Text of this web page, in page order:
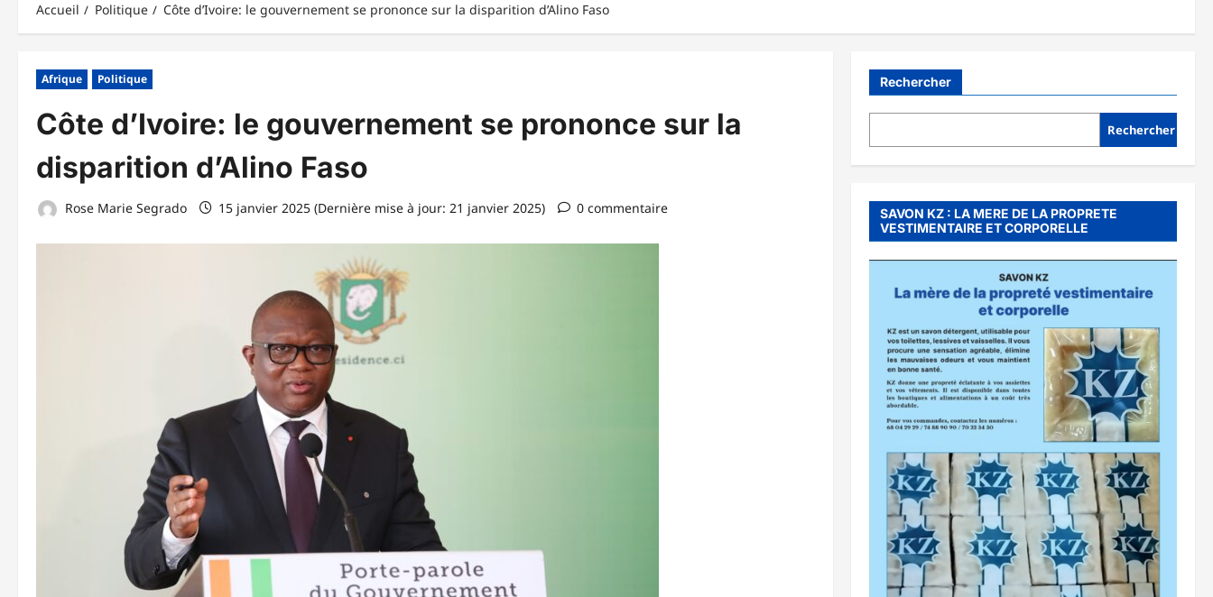
Accueil Politique Côte d’Ivoire: le gouvernement se prononce sur la disparition d’Alino Faso
Afrique Politique
Côte d’Ivoire: le gouvernement se prononce sur la
disparition d’Alino Faso
Rose Marie Segrado 15 janvier 2025 (Dernière mise à jour: 21 janvier 2025) 0 commentaire
Rechercher
Rechercher
SAVON KZ : LA MERE DE LA PROPRETE
VESTIMENTAIRE ET CORPORELLE